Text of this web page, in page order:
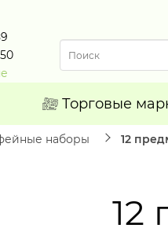
Торговые
наборы 12
12